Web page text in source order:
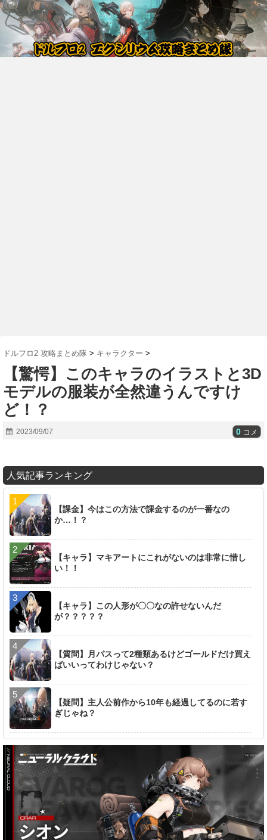
ドルフロ2 攻略まとめ隊 > キャラクター >
【驚愕】このキャラのイラストと3D
モデルの服装が全然違うんですけ
ど！？
2023/09/07 0 コメ
人気記事ランキング
【課金】今はこの方法で課金するのが一番なの
か…！？
【キャラ】マキアートにこれがないのは非常に惜し
い！！
【キャラ】この人形が〇〇なの許せないんだ
が？？？？？
【質問】月パスって2種類あるけどゴールドだけ買え
ばいいってわけじゃない？
【疑問】主人公前作から10年も経過してるのに若す
ぎじゃね？